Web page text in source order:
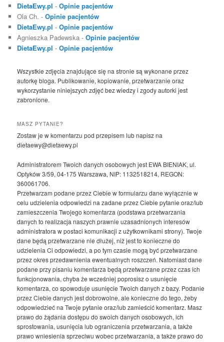
DietaEwy.pl -Opinie pacjentów
Ola Ch. -Opinie pacjentów
DietaEwy.pl -Opinie pacjentów
Agnieszka Padewska -Opinie pacjentów
DietaEwy.pl -Opinie pacjentów
Wszystkie zdjęcia znajdujące się na stronie są wykonane przez
autorkę bloga. Publikowanie, kopiowanie, przetwarzanie oraz
wykorzystanie niniejszych zdjęć bez wiedzy i zgody autorki jest
zabronione.
MASZ PYTANIE?
Zostaw je w komentarzu pod przepisem lub napisz na
dietaewy@dietaewy.pl
Administratorem Twoich danych osobowych jest EWA BIENIAK, ul.
Optyków 3/59, 04-175 Warszawa, NIP: 1132518214, REGON:
360061706.
Przetwarzam podane przez Ciebie w formularzu dane wyłącznie w
celu udzielenia odpowiedzi na zadane przez Ciebie pytanie oraz/lub
zamieszczenia Twojego komentarza (podstawa przetwarzania
danych to realizacja naszych prawnie uzasadnionych interesów
administratora w postaci komunikacji z użytkownikami strony). Twoje
dane będą przetwarzane nie dłużej, niż jest to konieczne do
udzielenia Ci odpowiedzi, a po tym czasie mogą być przetwarzane
przez okres przedawnienia ewentualnych roszczeń. Natomiast dane
podane przy pisaniu komentarza będą przetwarzane przez czas ich
funkcjonowania, chyba że wcześniej poprosisz o usunięcie
komentarza, co spowoduje usunięcie Twoich danych z bazy. Podanie
przez Ciebie danych jest dobrowolne, ale konieczne do tego, żeby
odpowiedzieć na Twoje pytanie oraz/lub zamieścić komentarz. Masz
prawo do żądania dostępu do swoich danych osobowych, ich
sprostowania, usunięcia lub ograniczenia przetwarzania, a także
prawo wniesienia sprzeciwu wobec przetwarzania, a także prawo do